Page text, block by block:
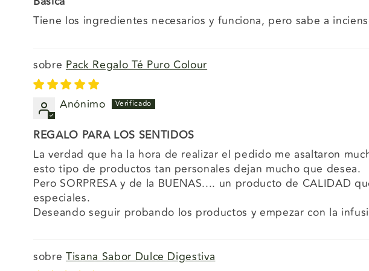
Tiene los ingredientes necesarios y funciona, pero sabe a
Pack Regalo Té Puro Colour
Anónimo
REGALO PARA LOS SENTIDOS
La verdad que ha la hora de realizar el pedido me asaltaron
esto tipo de productos tan personales dejan mucho que desea.
Pero SORPRESA y de la BUENAS.... un producto de CALIDAD
especiales.
Deseando seguir probando los productos y empezar con la
Tisana Sabor Dulce Digestiva